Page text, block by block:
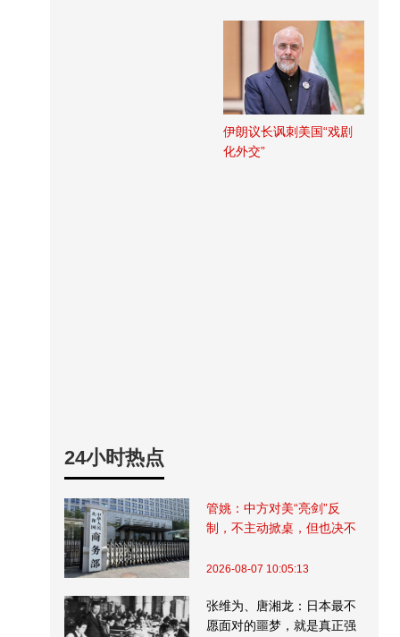
伊朗议长讽刺美国“戏剧
化外交”
24小时热点
管姚：中方对美“亮剑”反
制，不主动掀桌，但也决不
2026-08-07 10:05:13
张维为、唐湘龙：日本最不
愿面对的噩梦，就是真正强